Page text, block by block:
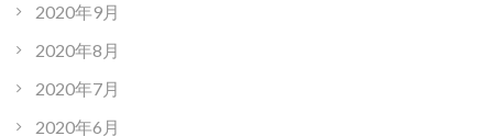
2020年9月
2020年8月
2020年7月
2020年6月